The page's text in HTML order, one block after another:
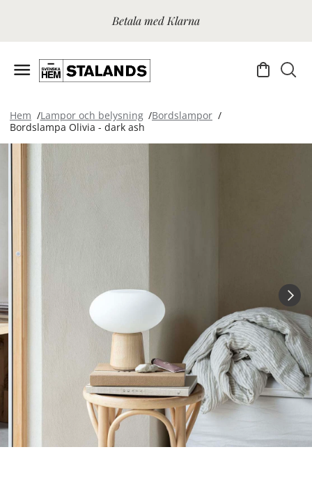
Betala med Klarna
Hem Lampor och belysning
Bordslampor
Bordslampa Olivia - dark ash